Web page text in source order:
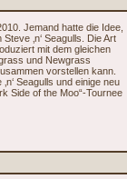
Jemand hatte die Idee,
‚n‘ Seagulls. Die Art
mit dem gleichen
und Newgrass
vorstellen kann.
Seagulls und einige neu
Side of the Moo“-Tournee